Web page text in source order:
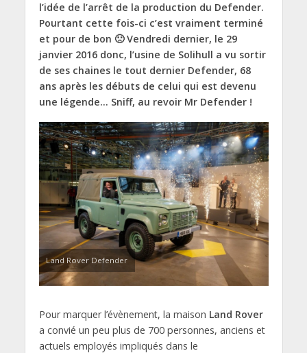
l’idée de l’arrêt de la production du Defender.
Pourtant cette fois-ci c’est vraiment terminé
et pour de bon 🙁 Vendredi dernier, le 29
janvier 2016 donc, l’usine de Solihull a vu sortir
de ses chaines le tout dernier Defender, 68
ans après les débuts de celui qui est devenu
une légende… Sniff, au revoir Mr Defender !
Land Rover Defender
Pour marquer l’évènement, la maison Land Rover
a convié un peu plus de 700 personnes, anciens et
actuels employés impliqués dans le